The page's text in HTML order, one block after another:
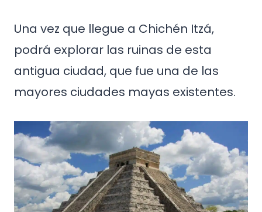
Una vez que llegue a Chichén Itzá,
podrá explorar las ruinas de esta
antigua ciudad, que fue una de las
mayores ciudades mayas existentes.